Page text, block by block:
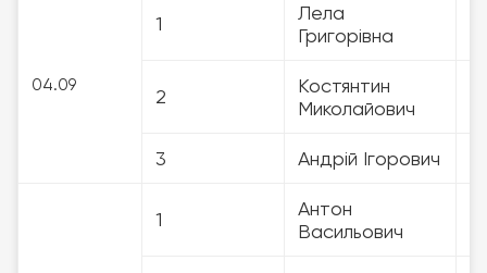
04.09
1
Лела
Григорівна
2
Костянтин
Миколайович
3 Андрій Ігорович
1
Антон
Васильович